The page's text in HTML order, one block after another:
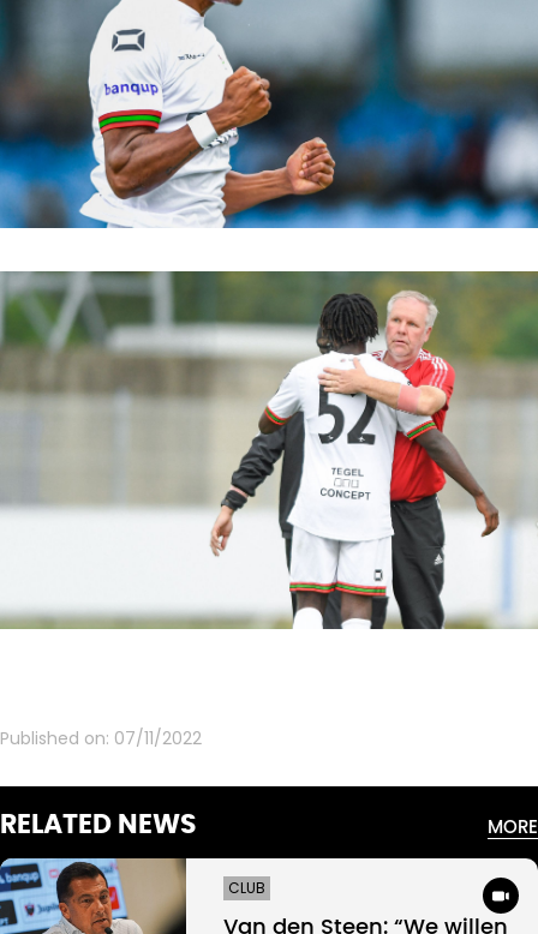
Published on: 07/11/2022
RELATED NEWS MORE
CLUB
Van den Steen: “We willen